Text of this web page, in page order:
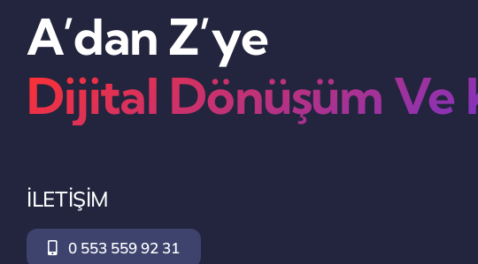
A’dan Z’ye
Dijital Dönüşüm Ve
İLETİŞİM
0 553 559 92 31